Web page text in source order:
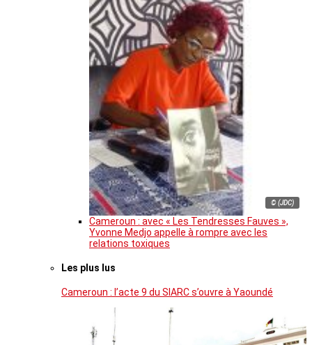
© (JDC)
Cameroun : avec « Les Tendresses Fauves »,
Yvonne Medjo appelle à rompre avec les
relations toxiques
Les plus lus
Cameroun : l’acte 9 du SIARC s’ouvre à Yaoundé